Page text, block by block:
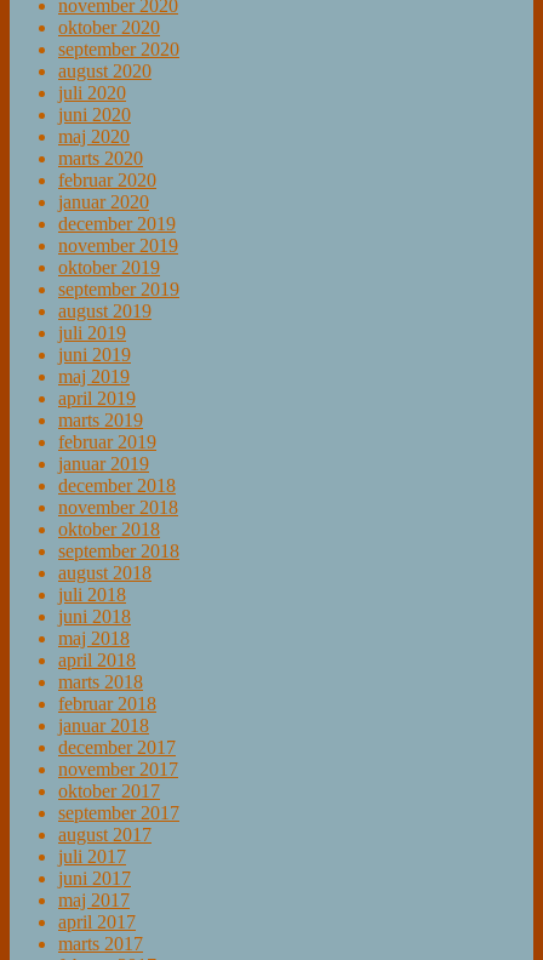
november 2020
oktober 2020
september 2020
august 2020
juli 2020
juni 2020
maj 2020
marts 2020
februar 2020
januar 2020
december 2019
november 2019
oktober 2019
september 2019
august 2019
juli 2019
juni 2019
maj 2019
april 2019
marts 2019
februar 2019
januar 2019
december 2018
november 2018
oktober 2018
september 2018
august 2018
juli 2018
juni 2018
maj 2018
april 2018
marts 2018
februar 2018
januar 2018
december 2017
november 2017
oktober 2017
september 2017
august 2017
juli 2017
juni 2017
maj 2017
april 2017
marts 2017